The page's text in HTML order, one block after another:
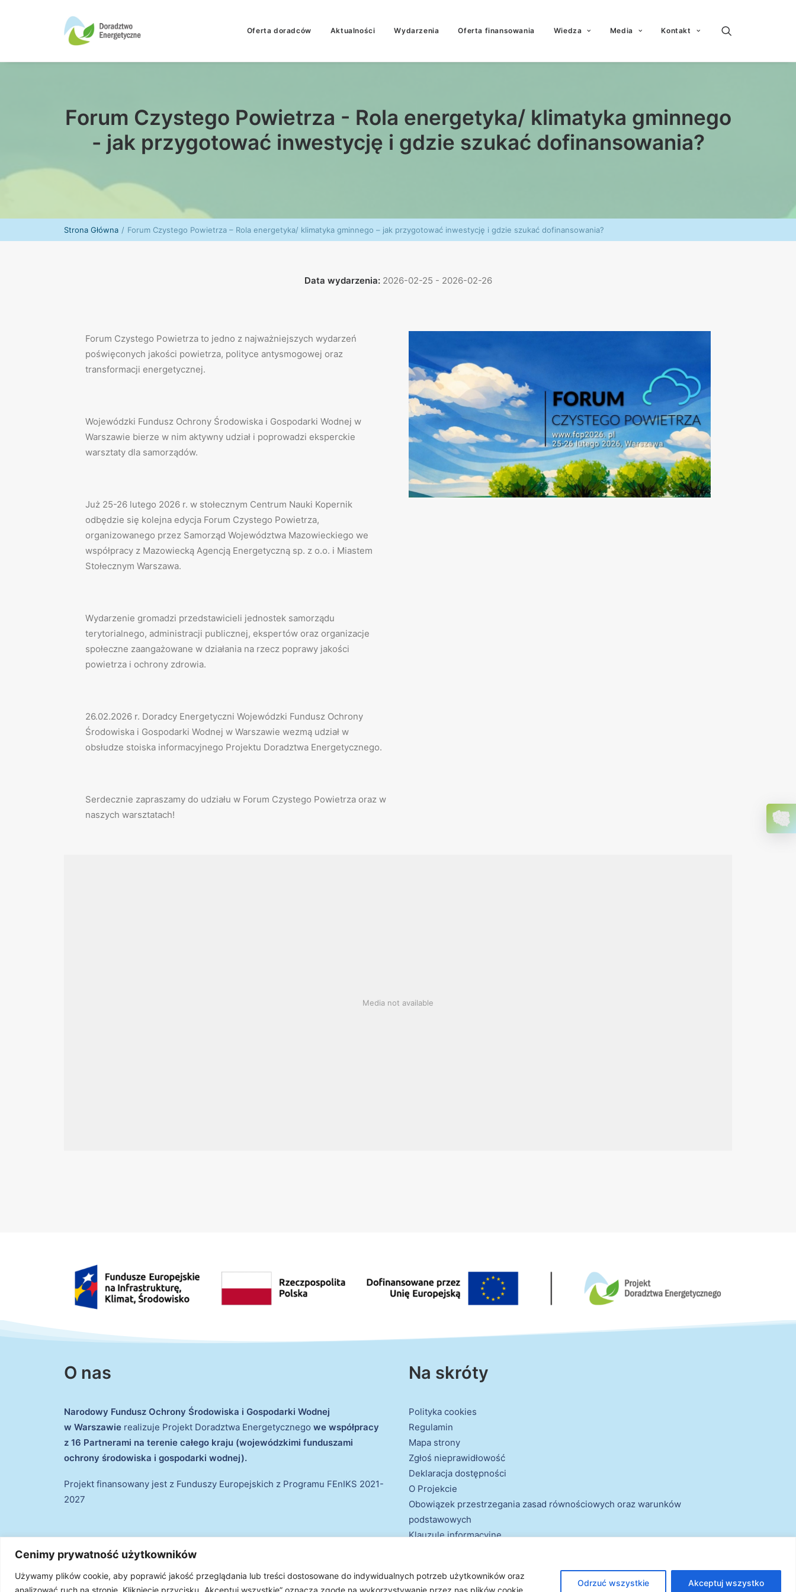
Cenimy prywatność użytkowników
Używamy plików cookie, aby poprawić jakość przeglądania lub treści dostosowane do indywidualnych potrzeb użytkowników oraz
analizować ruch na stronie. Kliknięcie przycisku „Akceptuj wszystkie” oznacza zgodę na wykorzystywanie przez nas plików cookie.
Odrzuć wszystkie Akceptuj wszystko
Oferta doradców Aktualności Wydarzenia Oferta finansowania Wiedza Media Kontakt
Forum Czystego Powietrza - Rola energetyka/ klimatyka gminnego
- jak przygotować inwestycję i gdzie szukać dofinansowania?
Strona Główna Forum Czystego Powietrza – Rola energetyka/ klimatyka gminnego – jak przygotować inwestycję i gdzie szukać dofinansowania?
Data wydarzenia:2026-02-25 - 2026-02-26
Forum Czystego Powietrza to jedno z najważniejszych wydarzeń
poświęconych jakości powietrza, polityce antysmogowej oraz
transformacji energetycznej.
Wojewódzki Fundusz Ochrony Środowiska i Gospodarki Wodnej w
Warszawie bierze w nim aktywny udział i poprowadzi eksperckie
warsztaty dla samorządów.
Już 25-26 lutego 2026 r. w stołecznym Centrum Nauki Kopernik
odbędzie się kolejna edycja Forum Czystego Powietrza,
organizowanego przez Samorząd Województwa Mazowieckiego we
współpracy z Mazowiecką Agencją Energetyczną sp. z o.o. i Miastem
Stołecznym Warszawa.
Wydarzenie gromadzi przedstawicieli jednostek samorządu
terytorialnego, administracji publicznej, ekspertów oraz organizacje
społeczne zaangażowane w działania na rzecz poprawy jakości
powietrza i ochrony zdrowia.
26.02.2026 r. Doradcy Energetyczni Wojewódzki Fundusz Ochrony
Środowiska i Gospodarki Wodnej w Warszawie wezmą udział w
obsłudze stoiska informacyjnego Projektu Doradztwa Energetycznego.
Serdecznie zapraszamy do udziału w Forum Czystego Powietrza oraz w
naszych warsztatach!
Media not available
O nas
Narodowy Fundusz Ochrony Środowiska i Gospodarki Wodnej
w Warszawie realizuje Projekt Doradztwa Energetycznego we współpracy
z 16 Partnerami na terenie całego kraju (wojewódzkimi funduszami
ochrony środowiska i gospodarki wodnej).
Projekt finansowany jest z Funduszy Europejskich z Programu FEnIKS 2021-
2027
Na skróty
Polityka cookies
Regulamin
Mapa strony
Zgłoś nieprawidłowość
Deklaracja dostępności
O Projekcie
Obowiązek przestrzegania zasad równościowych oraz warunków
podstawowych
Klauzule informacyjne
© 2026 Projekt Doradztwa Energetycznego. Wszystkie prawa zastrzeżone